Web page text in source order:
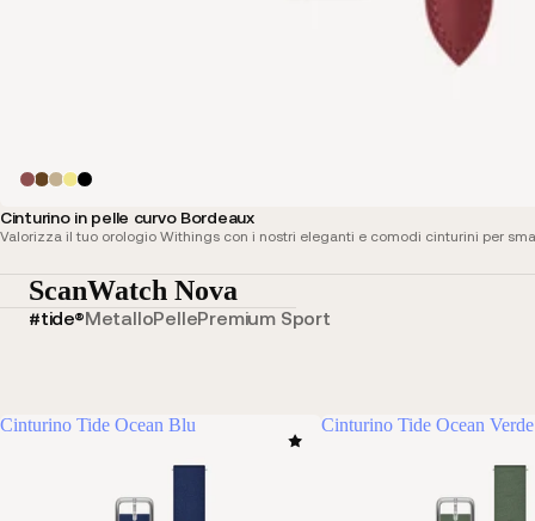
Cinturino in pelle curvo Bordeaux
Valorizza il tuo orologio Withings con i nostri eleganti e comodi cinturini per
ScanWatch Nova
#tide®MetalloPellePremium Sport
Cinturino Tide Ocean Blu Cinturino Tide Ocean Verde